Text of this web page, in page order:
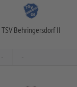
TSV Behringersdorf II
- -